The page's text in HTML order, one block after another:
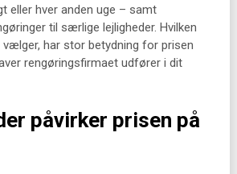
eller hver anden uge – samt
til særlige lejligheder. Hvilken
vælger, har stor betydning for prisen
rengøringsfirmaet udfører i dit
påvirker prisen på